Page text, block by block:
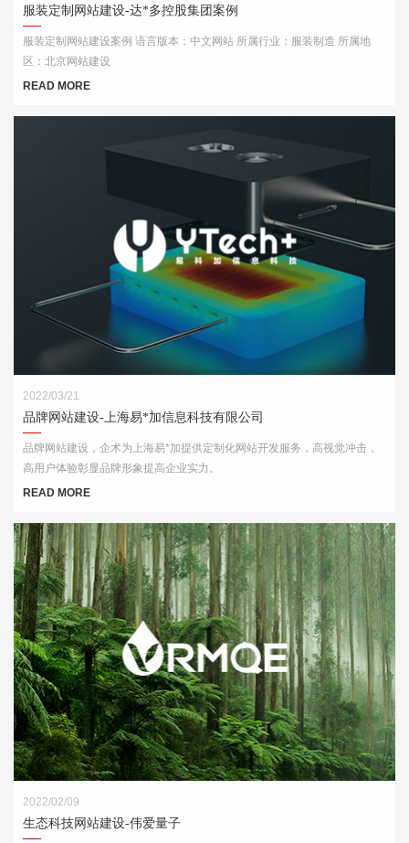
服装定制网站建设-达*多控股集团案例
服装定制网站建设案例 语言版本：中文网站 所属行业：服装制造 所属地
区：北京网站建设
READ MORE
2022/03/21
品牌网站建设-上海易*加信息科技有限公司
品牌网站建设，企术为上海易*加提供定制化网站开发服务，高视觉冲击，
高用户体验彰显品牌形象提高企业实力。
READ MORE
2022/02/09
生态科技网站建设-伟爱量子